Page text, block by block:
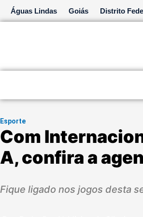
para
Águas Lindas Goiás Distrito
Esporte
Com
A, confira a
Fique ligado nos jogos desta